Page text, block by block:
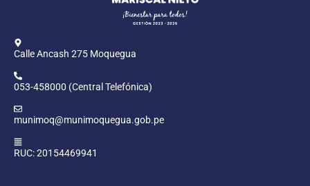
Calle Ancash 275 Moquegua
053-458000 (Central Telefónica)
munimoq@munimoquegua.gob.pe
RUC: 20154469941